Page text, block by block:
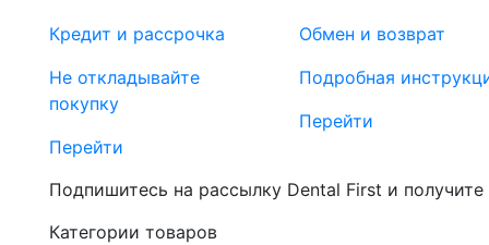
Кредит и рассрочка
Не откладывайте
покупку
Перейти
Обмен и возврат
Подробная
Перейти
Подпишитесь на рассылку Dental First и
Категории товаров